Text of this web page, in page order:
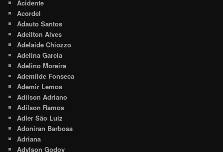
Acidente
Acordel
Adauto Santos
Adeilton Alves
Adelaide Chiozzo
Adelina Garcia
Adelino Moreira
Ademilde Fonseca
Ademir Lemos
Adilson Adriano
Adilson Ramos
Adler São Luiz
Adoniran Barbosa
Adriana
Adylson Godoy